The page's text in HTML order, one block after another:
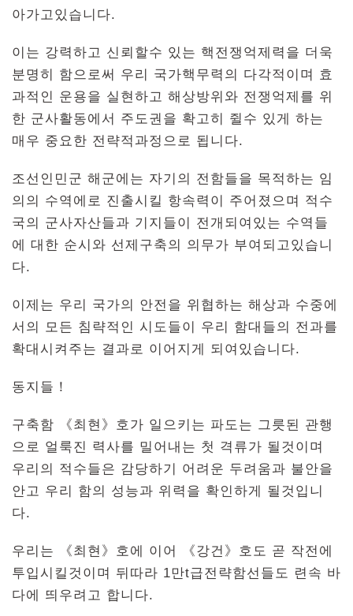
아가고있습니다.
이는 강력하고 신뢰할수 있는 핵전쟁억제력을 더욱
분명히 함으로써 우리 국가핵무력의 다각적이며 효
과적인 운용을 실현하고 해상방위와 전쟁억제를 위
한 군사활동에서 주도권을 확고히 쥘수 있게 하는
매우 중요한 전략적과정으로 됩니다.
조선인민군 해군에는 자기의 전함들을 목적하는 임
의의 수역에로 진출시킬 항속력이 주어졌으며 적수
국의 군사자산들과 기지들이 전개되여있는 수역들
에 대한 순시와 선제구축의 의무가 부여되고있습니
다.
이제는 우리 국가의 안전을 위협하는 해상과 수중에
서의 모든 침략적인 시도들이 우리 함대들의 전과를
확대시켜주는 결과로 이어지게 되여있습니다.
동지들！
구축함 《최현》호가 일으키는 파도는 그릇된 관행
으로 얼룩진 력사를 밀어내는 첫 격류가 될것이며
우리의 적수들은 감당하기 어려운 두려움과 불안을
안고 우리 함의 성능과 위력을 확인하게 될것입니
다.
우리는 《최현》호에 이어 《강건》호도 곧 작전에
투입시킬것이며 뒤따라 1만t급전략함선들도 련속 바
다에 띄우려고 합니다.